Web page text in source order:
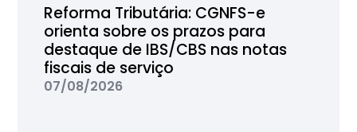
Reforma Tributária: CGNFS-e
orienta sobre os prazos para
destaque de IBS/CBS nas notas
fiscais de serviço
07/08/2026